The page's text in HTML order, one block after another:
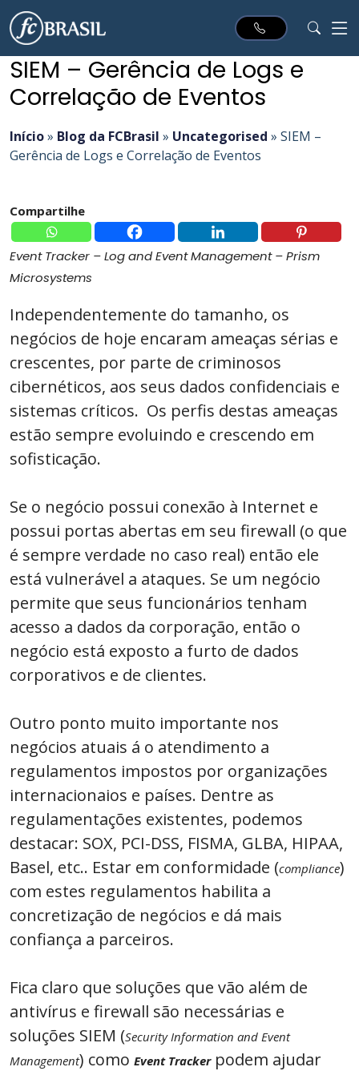
SIEM – Gerência de Logs e
Correlação de Eventos
Início» Blog da FCBrasil » Uncategorised » SIEM –
Gerência de Logs e Correlação de Eventos
Compartilhe
Event Tracker – Log and Event Management – Prism
Microsystems
Independentemente do tamanho, os
negócios de hoje encaram ameaças sérias e
crescentes, por parte de criminosos
cibernéticos, aos seus dados confidenciais e
sistemas críticos. Os perfis destas ameaças
estão sempre evoluindo e crescendo em
sofisticação.
Se o negócio possui conexão à Internet e
possui portas abertas em seu firewall (o que
é sempre verdade no caso real) então ele
está vulnerável a ataques. Se um negócio
permite que seus funcionários tenham
acesso a dados da corporação, então o
negócio está exposto a furto de dados
corporativos e de clientes.
Outro ponto muito importante nos
negócios atuais á o atendimento a
regulamentos impostos por organizações
internacionaios e países. Dentre as
regulamentações existentes, podemos
destacar: SOX, PCI-DSS, FISMA, GLBA, HIPAA,
Basel, etc.. Estar em conformidade (compliance)
com estes regulamentos habilita a
concretização de negócios e dá mais
confiança a parceiros.
Fica claro que soluções que vão além de
antivírus e firewall são necessárias e
soluções SIEM (Security Information and Event
Management) como Event Trackerpodem ajudar